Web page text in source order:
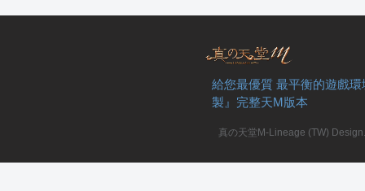
給您最優質 最平衡的遊戲
製』完整天M版本
真の天堂M-Lineage (TW)